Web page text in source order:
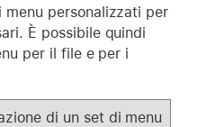
menu personalizzati per
È possibile quindi
per il file e per i
di un set di menu